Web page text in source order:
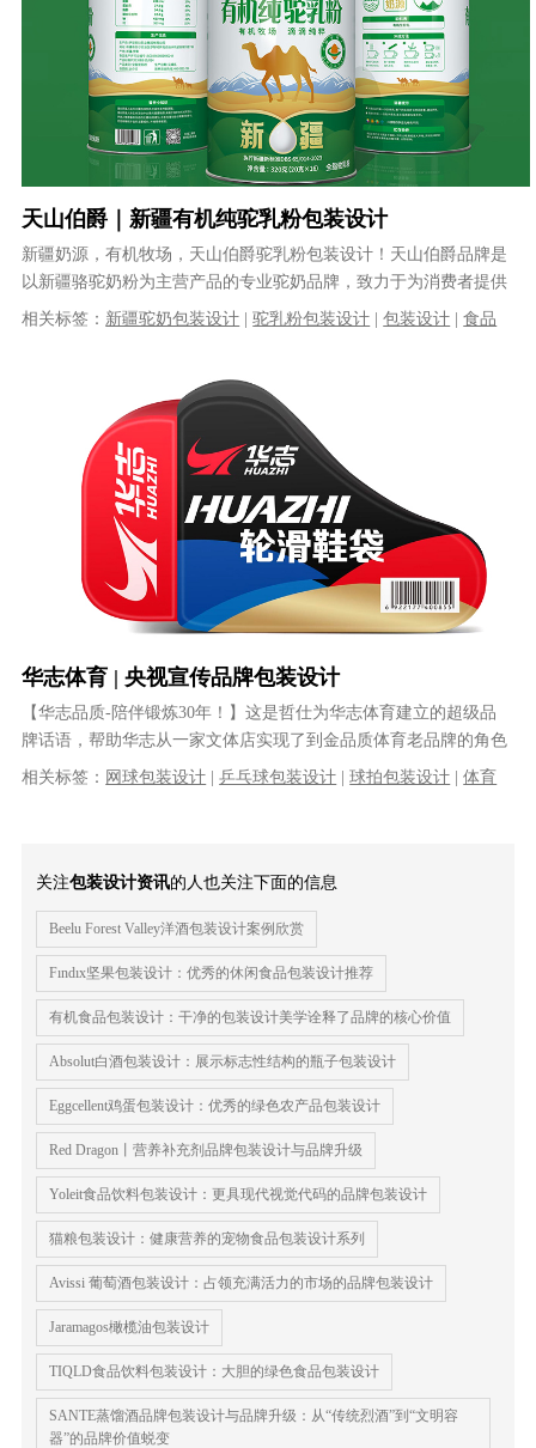
天山伯爵｜新疆有机纯驼乳粉包装设计
新疆奶源，有机牧场，天山伯爵驼乳粉包装设计！天山伯爵品牌是
以新疆骆驼奶粉为主营产品的专业驼奶品牌，致力于为消费者提供
天然、安全的中高端驼乳产品。天山伯......
相关标签： 新疆驼奶包装设计 |驼乳粉包装设计 |包装设计 |食品
华志体育 | 央视宣传品牌包装设计
【华志品质-陪伴锻炼30年！】这是哲仕为华志体育建立的超级品
牌话语，帮助华志从一家文体店实现了到金品质体育老品牌的角色
升级！因此，哲仕设计的“陪伴锻炼......
相关标签： 网球包装设计 |乒乓球包装设计 |球拍包装设计 |体育
关注包装设计资讯的人也关注下面的信息
Beelu Forest Valley洋酒包装设计案例欣赏
Fındıx坚果包装设计：优秀的休闲食品包装设计推荐
有机食品包装设计：干净的包装设计美学诠释了品牌的核心价值
Absolut白酒包装设计：展示标志性结构的瓶子包装设计
Eggcellent鸡蛋包装设计：优秀的绿色农产品包装设计
Red Dragon丨营养补充剂品牌包装设计与品牌升级
Yoleit食品饮料包装设计：更具现代视觉代码的品牌包装设计
猫粮包装设计：健康营养的宠物食品包装设计系列
Avissi 葡萄酒包装设计：占领充满活力的市场的品牌包装设计
Jaramagos橄榄油包装设计
TIQLD食品饮料包装设计：大胆的绿色食品包装设计
SANTE蒸馏酒品牌包装设计与品牌升级：从“传统烈酒”到“文明容
器”的品牌价值蜕变